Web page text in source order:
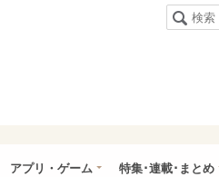
アプリ・ゲーム 特集･連載･まとめ